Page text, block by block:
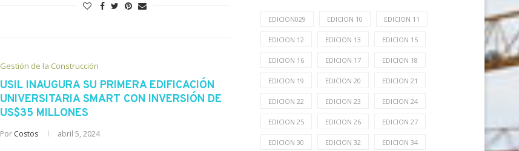
Gestión de la Construcción
USIL INAUGURA SU PRIMERA EDIFICACIÓN
UNIVERSITARIA SMART CON INVERSIÓN DE
US$35 MILLONES
Por Costos abril 5, 2024
EDICION029 EDICION 10 EDICION 11
EDICION 12 EDICION 13 EDICION 15
EDICION 16 EDICION 17 EDICION 18
EDICION 19 EDICION 20 EDICION 21
EDICION 22 EDICION 23 EDICION 24
EDICION 25 EDICION 26 EDICION 27
EDICION 30 EDICION 32 EDICION 34